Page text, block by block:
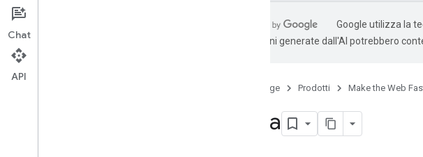
Panoramica
Google utilizza la
traduzioni generate dall'AI potrebbero
Home page Prodotti Make the Web
Inizia
Chat
API